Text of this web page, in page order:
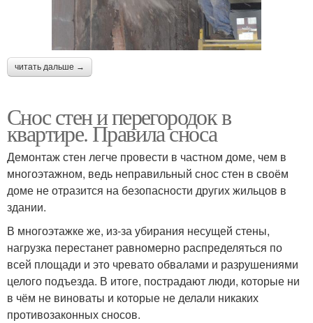
читать дальше →
Снос стен и перегородок в
квартире. Правила сноса
Демонтаж стен легче провести в частном доме, чем в
многоэтажном, ведь неправильный снос стен в своём
доме не отразится на безопасности других жильцов в
здании.
В многоэтажке же, из-за убирания несущей стены,
нагрузка перестанет равномерно распределяться по
всей площади и это чревато обвалами и разрушениями
целого подъезда. В итоге, пострадают люди, которые ни
в чём не виноваты и которые не делали никаких
противозаконных сносов.